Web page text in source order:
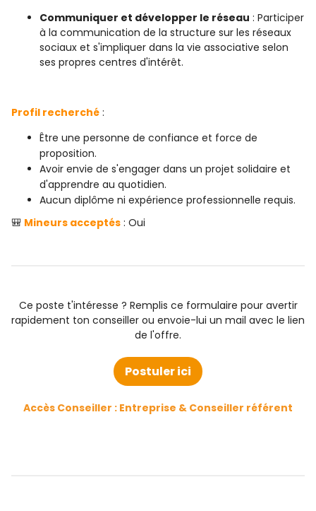
Communiquer et développer le réseau : Participer
à la communication de la structure sur les réseaux
sociaux et s'impliquer dans la vie associative selon
ses propres centres d'intérêt.
Profil recherché :
Être une personne de confiance et force de
proposition.
Avoir envie de s'engager dans un projet solidaire et
d'apprendre au quotidien.
Aucun diplôme ni expérience professionnelle requis.
🎒 Mineurs acceptés : Oui
Ce poste t'intéresse ? Remplis ce formulaire pour avertir
rapidement ton conseiller ou envoie-lui un mail avec le lien
de l'offre.
Postuler ici
Accès Conseiller : Entreprise & Conseiller référent